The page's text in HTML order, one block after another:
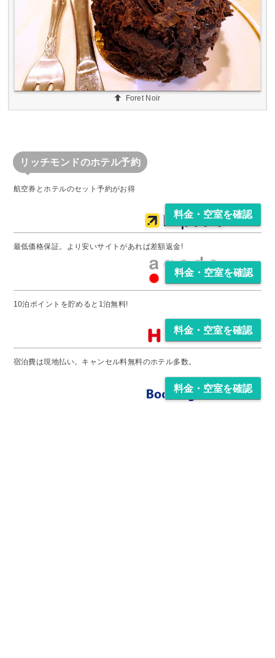
Foret Noir
リッチモンドのホテル予約
料金・空室を確認
料金・空室を確認
料金・空室を確認
料金・空室を確認